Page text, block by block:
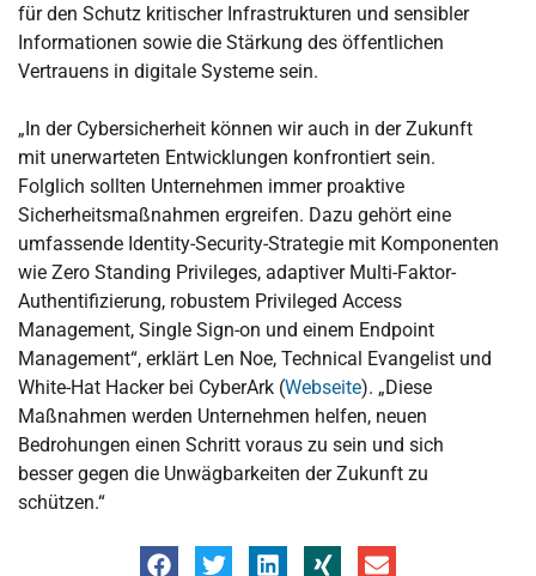
für den Schutz kritischer Infrastrukturen und sensibler
Informationen sowie die Stärkung des öffentlichen
Vertrauens in digitale Systeme sein.
„In der Cybersicherheit können wir auch in der Zukunft
mit unerwarteten Entwicklungen konfrontiert sein.
Folglich sollten Unternehmen immer proaktive
Sicherheitsmaßnahmen ergreifen. Dazu gehört eine
umfassende Identity-Security-Strategie mit Komponenten
wie Zero Standing Privileges, adaptiver Multi-Faktor-
Authentifizierung, robustem Privileged Access
Management, Single Sign-on und einem Endpoint
Management“, erklärt Len Noe, Technical Evangelist und
White-Hat Hacker bei CyberArk (Webseite). „Diese
Maßnahmen werden Unternehmen helfen, neuen
Bedrohungen einen Schritt voraus zu sein und sich
besser gegen die Unwägbarkeiten der Zukunft zu
schützen.“